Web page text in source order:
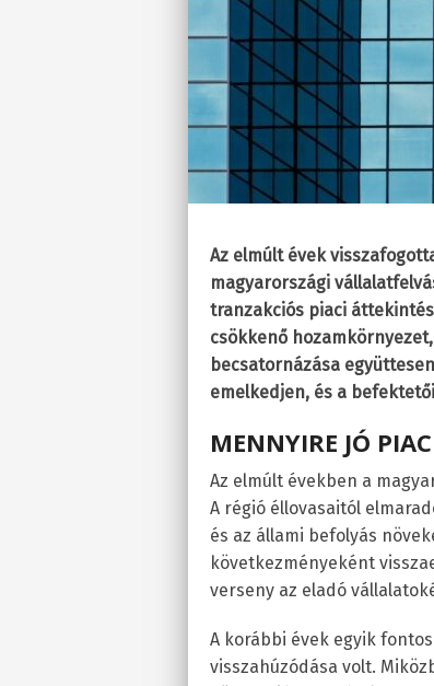
Az elmúlt évek
magyarországi
tranzakciós piaci
csökkenő
becsatornázása
emelkedjen, és a
MENNYIRE JÓ
Az elmúlt években a
A régió éllovasaitól
és az állami befolyás
következményeként
verseny az eladó
A korábbi évek egyik
visszahúzódása volt.